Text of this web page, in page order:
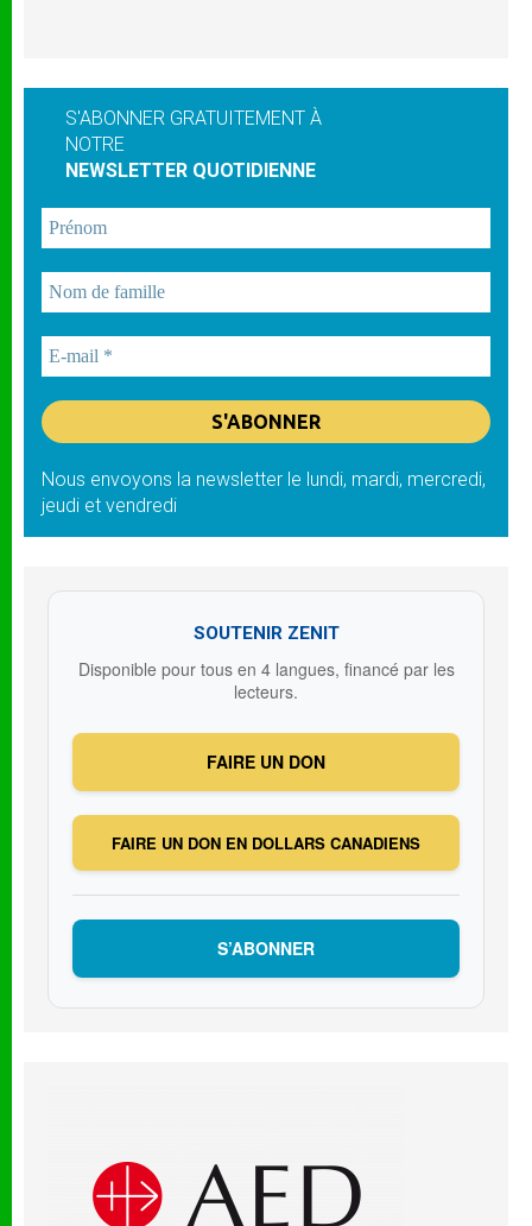
S'ABONNER GRATUITEMENT À
NOTRE
NEWSLETTER QUOTIDIENNE
Nous envoyons la newsletter le lundi, mardi, mercredi,
jeudi et vendredi
SOUTENIR ZENIT
Disponible pour tous en 4 langues, financé par les
lecteurs.
FAIRE UN DON
FAIRE UN DON EN DOLLARS CANADIENS
S’ABONNER